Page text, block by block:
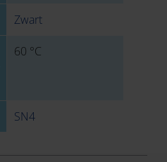
Zwart
60 °C
SN4